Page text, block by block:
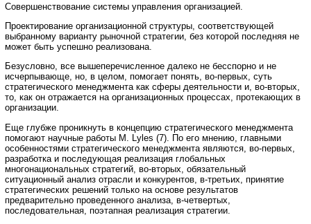
Совершенствование системы управления организацией.
Проектирование организационной структуры, соответствующей
выбранному варианту рыночной стратегии, без которой последняя не
может быть успешно реализована.
Безусловно, все вышеперечисленное далеко не бесспорно и не
исчерпывающе, но, в целом, помогает понять, во-первых, суть
стратегического менеджмента как сферы деятельности и, во-вторых,
то, как он отражается на организационных процессах, протекающих в
организации.
Еще глубже проникнуть в концепцию стратегического менеджмента
помогают научные работы M. Lyles (7). По его мнению, главными
особенностями стратегического менеджмента являются, во-первых,
разработка и последующая реализация глобальных
многонациональных стратегий, во-вторых, обязательный
ситуационный анализ отрасли и конкурентов, в-третьих, принятие
стратегических решений только на основе результатов
предварительно проведенного анализа, в-четвертых,
последовательная, поэтапная реализация стратегии.